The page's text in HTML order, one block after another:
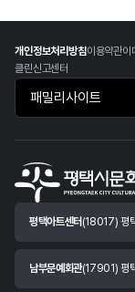
개인정보처리방침이용약관이
클린신고센터
패밀리사이트 바로가기
평택아트센터 (18017) 평
남부문예회관(17901) 평